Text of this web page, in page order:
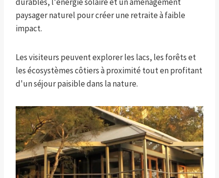
paysager naturel pour créer une retraite à faible
impact.
Les visiteurs peuvent explorer les lacs, les forêts et
les écosystèmes côtiers à proximité tout en profitant
d'un séjour paisible dans la nature.